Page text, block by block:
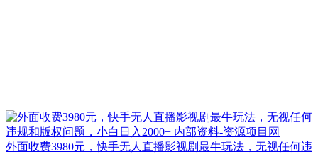
外面收费3980元，快手无人直播影视剧最牛玩法，无视任何违